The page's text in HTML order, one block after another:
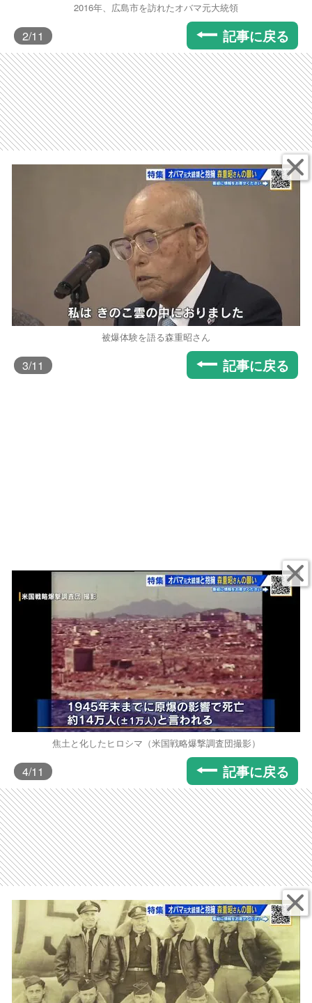
2016年、広島市を訪れたオバマ元大統領
2/11 記事に戻る
被爆体験を語る森重昭さん
3/11 記事に戻る
焦土と化したヒロシマ（米国戦略爆撃調査団撮影）
4/11 記事に戻る